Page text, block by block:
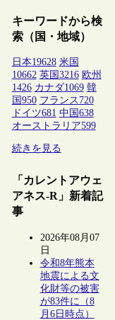
キーワードから検
索（国・地域）
日本19628 米国
10662 英国 3216 欧州
1426 カナダ1069 韓
国 950 フランス 720
ドイツ681 中国 638
オーストラリア599
続きを見る
「カレントアウェ
アネス-R」新着記
事
2026年08月07
日
令和8年熊本
地震による文
化財等の被害
が83件に（8
月6日時点）